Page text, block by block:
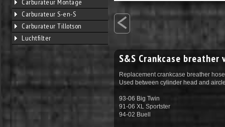
Carburateur Montage
Carburateur S-en-S
Carburateur Tillotson
Luchtfilter
<
S&S Crankcase breather
Replacement crankcase breather
Used between cylinder head and
93-06 Big Twin
91-06 XL Sportster
94-02 Buell